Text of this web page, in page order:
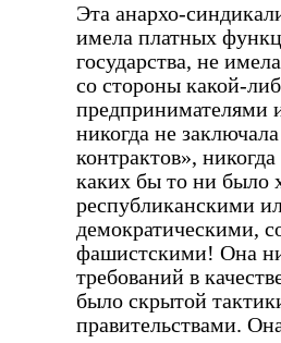
Эта анархо-
имела платных
государства, не
со стороны какой-
предпринимателями
никогда не
контрактов»,
каких бы то ни было
республиканскими
демократическими,
фашистскими! Она
требований в
было скрытой
правительствами.